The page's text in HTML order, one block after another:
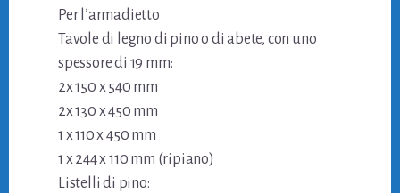
Per l’armadietto
Tavole di legno di pino o di abete, con uno
spessore di 19 mm:
2x 150 x 540 mm
2x 130 x 450 mm
1 x 110 x 450 mm
1 x 244 x 110 mm (ripiano)
Listelli di pino: